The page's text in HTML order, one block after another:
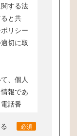
する法
と共
リシー
切に取
、個人
報であ
話番
す。必須